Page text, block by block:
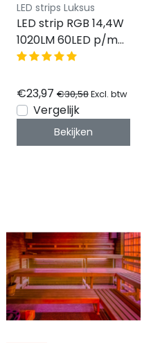
RGBCCT
LED strips Luksus
LED strip RGB 14,4W
1020LM 60LED p/m
IP20 12vdc - 4 meter
€23,97 €30,58Excl. btw
Vergelijk
Bekijken